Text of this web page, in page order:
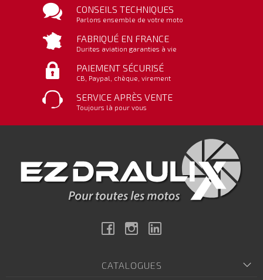
CONSEILS TECHNIQUES
Parlons ensemble de votre moto
FABRIQUÉ EN FRANCE
Durites aviation garanties à vie
PAIEMENT SÉCURISÉ
CB, Paypal, chèque, virement
SERVICE APRÈS VENTE
Toujours là pour vous
FacebookInstagram
CATALOGUES